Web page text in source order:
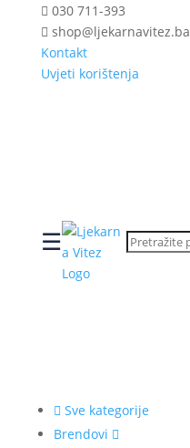
030 711-393
shop@ljekarnavitez.ba
Kontakt
Uvjeti korištenja
☰
Sve kategorije
Brendovi